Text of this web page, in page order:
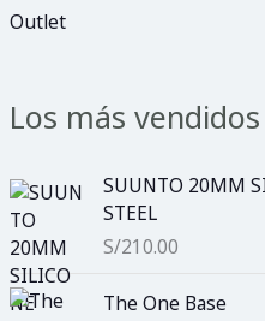
Outlet
Los más vendidos
SUUNTO 20MM
STEEL
S/210.00
The One Base